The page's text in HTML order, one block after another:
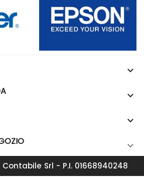




Srl - P.I. 01668940248